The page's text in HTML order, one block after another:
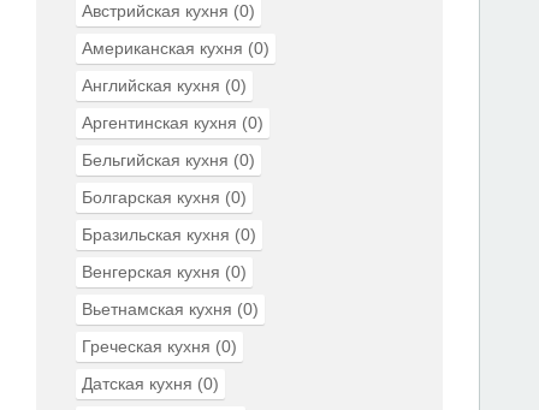
Австрийская кухня (0)
Американская кухня (0)
Английская кухня (0)
Аргентинская кухня (0)
Бельгийская кухня (0)
Болгарская кухня (0)
Бразильская кухня (0)
Венгерская кухня (0)
Вьетнамская кухня (0)
Греческая кухня (0)
Датская кухня (0)